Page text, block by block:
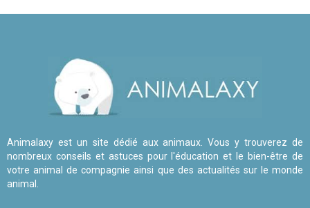
Animalaxy est un site dédié aux animaux. Vous y trouverez de
nombreux conseils et astuces pour l'éducation et le bien-être de
votre animal de compagnie ainsi que des actualités sur le monde
animal.